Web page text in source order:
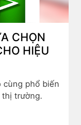
CHỌN
HIỆU
cùng phổ biến
trường.